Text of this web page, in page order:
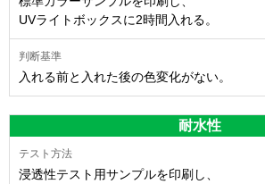
UVライトボックスに2時間入れる。
入れる前と入れた後の色変化がない。
耐水性
浸透性テスト用サンプルを印刷し、